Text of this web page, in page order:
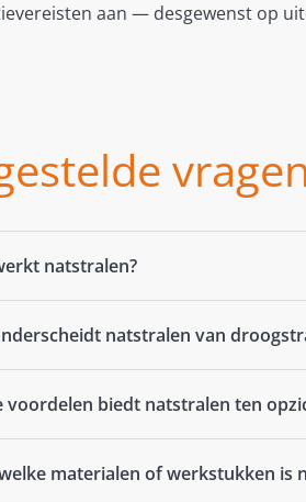
aan — desgewenst op
natstralen?
natstralen van
voordelen biedt natstralen ten
materialen of werkstukken is